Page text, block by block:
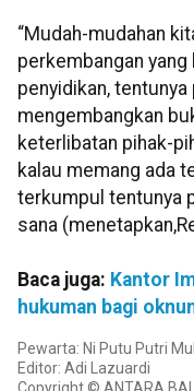
“Mudah-mudahan
perkembangan yang
penyidikan,
mengembangkan
keterlibatan pihak-
kalau memang ada
terkumpul tentunya
sana
Baca juga: Kantor
hukuman bagi
Pewarta: Ni Putu Putri
Editor: Adi Lazuardi